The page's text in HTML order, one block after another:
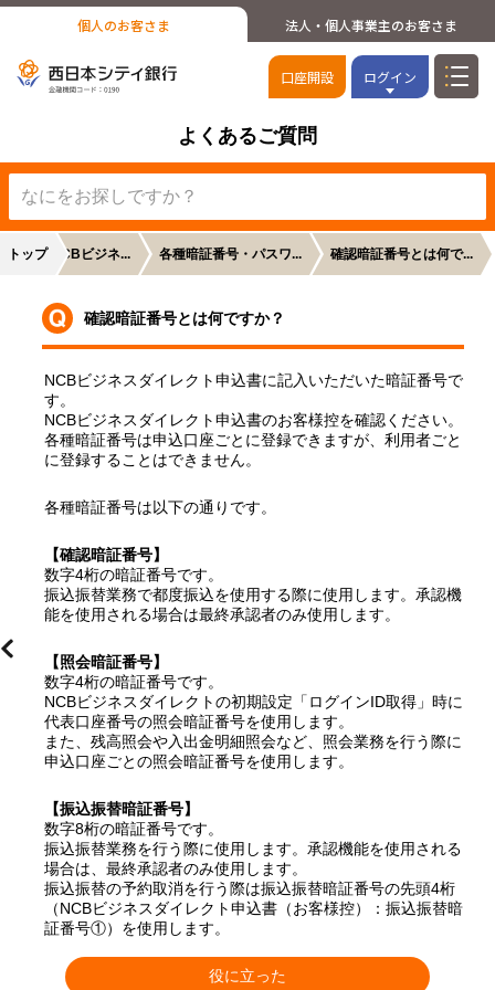
個人のお客さま 法人・個人事業主のお客さま
口座開設 ログイン
よくあるご質問
トップ
全般】NCBビジネ... 各種暗証番号・パスワ... 確認暗証番号とは何で...
確認暗証番号とは何ですか？
NCBビジネスダイレクト申込書に記入いただいた暗証番号で
す。
NCBビジネスダイレクト申込書のお客様控を確認ください。
各種暗証番号は申込口座ごとに登録できますが、利用者ごと
に登録することはできません。
各種暗証番号は以下の通りです。
【確認暗証番号】
数字4桁の暗証番号です。
振込振替業務で都度振込を使用する際に使用します。承認機
能を使用される場合は最終承認者のみ使用します。
【照会暗証番号】
数字4桁の暗証番号です。
NCBビジネスダイレクトの初期設定「ログインID取得」時に
代表口座番号の照会暗証番号を使用します。
また、残高照会や入出金明細照会など、照会業務を行う際に
申込口座ごとの照会暗証番号を使用します。
【振込振替暗証番号】
数字8桁の暗証番号です。
振込振替業務を行う際に使用します。承認機能を使用される
場合は、最終承認者のみ使用します。
振込振替の予約取消を行う際は振込振替暗証番号の先頭4桁
（NCBビジネスダイレクト申込書（お客様控）：振込振替暗
証番号①）を使用します。
役に立った